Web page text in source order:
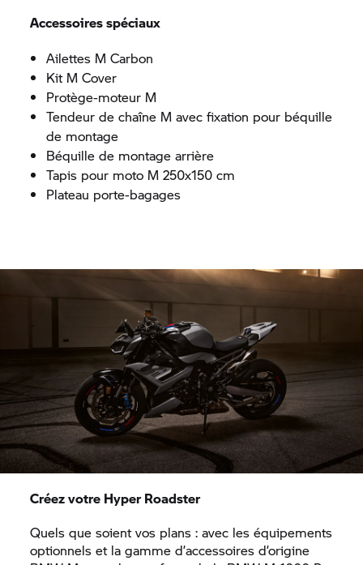
Accessoires spéciaux
Ailettes M Carbon
Kit M Cover
Protège-moteur M
Tendeur de chaîne M avec fixation pour béquille
de montage
Béquille de montage arrière
Tapis pour moto M 250x150 cm
Plateau porte-bagages
Créez votre Hyper Roadster
Quels que soient vos plans : avec les équipements
optionnels et la gamme d’accessoires d’origine